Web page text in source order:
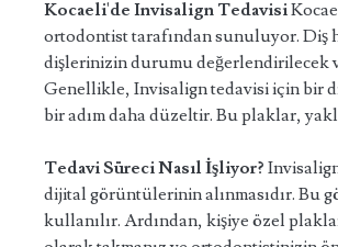
Kocaeli'de Invisalign Tedavisi
ortodontist tarafından sunuluyor. Diş
dişlerinizin durumu değerlendirilecek
Genellikle, Invisalign tedavisi için bir
bir adım daha düzeltir. Bu plaklar,
Tedavi Süreci Nasıl İşliyor?
dijital görüntülerinin alınmasıdır. Bu
kullanılır. Ardından, kişiye özel